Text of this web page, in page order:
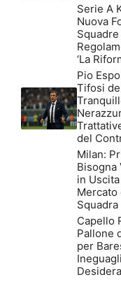
Serie A
Nuova
‘La
Pio
Tifosi
del
Milan:
Bisogna
in
Mercato
Squadra
Capello
Pallone
per